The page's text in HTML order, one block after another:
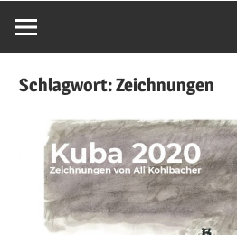
Schlagwort:Zeichnungen